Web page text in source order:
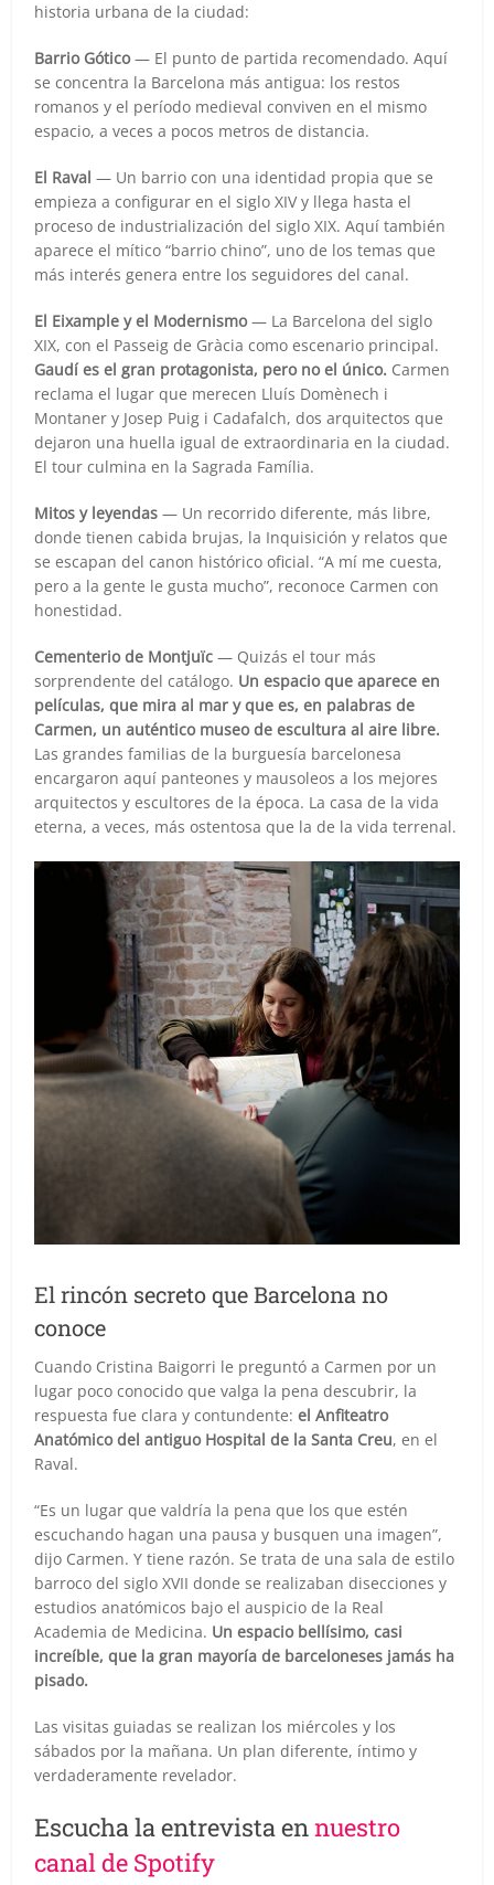
historia urbana de la ciudad:
Barrio Gótico— El punto de partida recomendado. Aquí
se concentra la Barcelona más antigua: los restos
romanos y el período medieval conviven en el mismo
espacio, a veces a pocos metros de distancia.
El Raval — Un barrio con una identidad propia que se
empieza a configurar en el siglo XIV y llega hasta el
proceso de industrialización del siglo XIX. Aquí también
aparece el mítico “barrio chino”, uno de los temas que
más interés genera entre los seguidores del canal.
El Eixample y el Modernismo— La Barcelona del siglo
XIX, con el Passeig de Gràcia como escenario principal.
Gaudí es el gran protagonista, pero no el único. Carmen
reclama el lugar que merecen Lluís Domènech i
Montaner y Josep Puig i Cadafalch, dos arquitectos que
dejaron una huella igual de extraordinaria en la ciudad.
El tour culmina en la Sagrada Família.
Mitos y leyendas — Un recorrido diferente, más libre,
donde tienen cabida brujas, la Inquisición y relatos que
se escapan del canon histórico oficial. “A mí me cuesta,
pero a la gente le gusta mucho”, reconoce Carmen con
honestidad.
Cementerio de Montjuïc — Quizás el tour más
sorprendente del catálogo. Un espacio que aparece en
películas, que mira al mar y que es, en palabras de
Carmen, un auténtico museo de escultura al aire libre.
Las grandes familias de la burguesía barcelonesa
encargaron aquí panteones y mausoleos a los mejores
arquitectos y escultores de la época. La casa de la vida
eterna, a veces, más ostentosa que la de la vida terrenal.
El rincón secreto que Barcelona no
conoce
Cuando Cristina Baigorri le preguntó a Carmen por un
lugar poco conocido que valga la pena descubrir, la
respuesta fue clara y contundente:el Anfiteatro
Anatómico del antiguo Hospital de la Santa Creu, en el
Raval.
“Es un lugar que valdría la pena que los que estén
escuchando hagan una pausa y busquen una imagen”,
dijo Carmen. Y tiene razón. Se trata de una sala de estilo
barroco del siglo XVII donde se realizaban disecciones y
estudios anatómicos bajo el auspicio de la Real
Academia de Medicina. Un espacio bellísimo, casi
increíble, que la gran mayoría de barceloneses jamás ha
pisado.
Las visitas guiadas se realizan los miércoles y los
sábados por la mañana. Un plan diferente, íntimo y
verdaderamente revelador.
Escucha la entrevista ennuestro
canal de Spotify